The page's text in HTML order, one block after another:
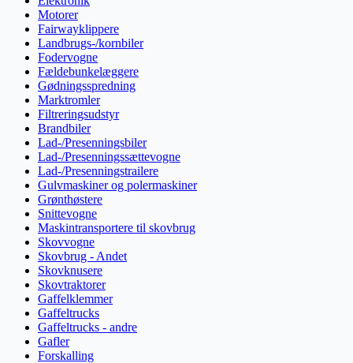
Motorer
Fairwayklippere
Landbrugs-/kornbiler
Fodervogne
Fældebunkelæggere
Gødningsspredning
Marktromler
Filtreringsudstyr
Brandbiler
Lad-/Presenningsbiler
Lad-/Presenningssættevogne
Lad-/Presenningstrailere
Gulvmaskiner og polermaskiner
Grønthøstere
Snittevogne
Maskintransportere til skovbrug
Skovvogne
Skovbrug - Andet
Skovknusere
Skovtraktorer
Gaffelklemmer
Gaffeltrucks
Gaffeltrucks - andre
Gafler
Forskalling